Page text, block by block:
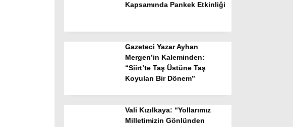
Kapsamında Pankek Etkinliği
Gazeteci Yazar Ayhan
Mergen’in Kaleminden:
“Siirt’te Taş Üstüne Taş
Koyulan Bir Dönem”
Vali Kızılkaya: “Yollarımız
Milletimizin Gönlünden